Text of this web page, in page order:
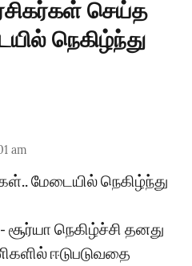
செய்த
நெகிழ்ந்து
am
மேடையில் நெகிழ்ந்து
நெகிழ்ச்சி தனது
ஈடுபடுவதை